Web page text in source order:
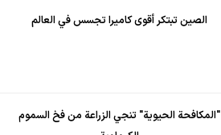
الصين تبتكر أقوى كاميرا تجسس في العالم
"المكافحة الحيوية" تنجي الزراعة من فخ السموم